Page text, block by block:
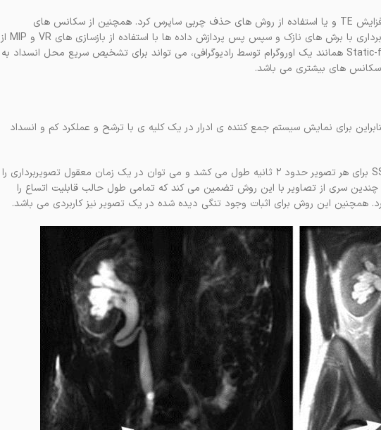
شدت سیگنال پس زمینه در این روش را می توان با افزایش TE و یا استفاده از روش های حذف چربی ساپرس کرد. همچنین از سکانس های
Respiratory triggered 3D نیز می توان برای تصویربرداری با برش های نازک و سپس پس پردازش داده ها با استفاده از بازسازی های VR و MIP از
مسیر ادراری استفاده نمود. تصویربرداری به روش Static-fluid همانند یک اوروگرام توسط رادیوگرافی، می تواند برای تشخیص سریع محل انسداد به
سکانس های بیشتری می باشد.
برای نمایش سیستم جمع کننده ی ادرار در یک کلیه ی با ترشح و عملکرد کم و انسداد
همچنین این تصویربرداری به وسیله ی سکانس SSFSE برای هر تصویر حدود ۲ ثانیه طول می کشد و می توان در یک زمان معقول تصویربرداری را
چندین سری از تصاویر با این روش تضمین می کند که تمامی طول حالب قابلیت اتساع را
همچنین این روش برای اثبات وجود تنگی دیده شده در یک تصویر نیز کاربردی می باشد.